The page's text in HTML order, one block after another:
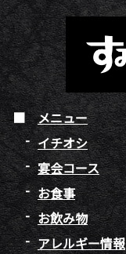
メニュー
イチオシ
宴会コース
お食事
お飲み物
アレルギー情報